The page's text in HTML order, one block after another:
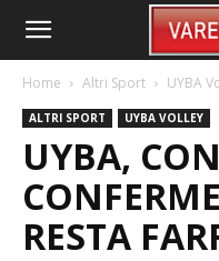
Home Altri Sport UYBA
ALTRI SPORT UYBA VOLLEY
UYBA,
RESTA